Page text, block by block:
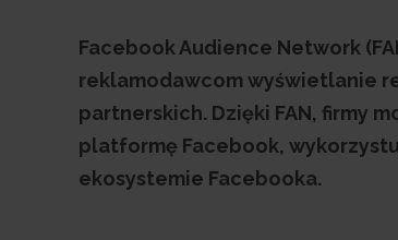
Facebook Audience Network
reklamodawcom wyświetlanie
partnerskich. Dzięki FAN, firmy
platformę Facebook,
ekosystemie Facebooka.